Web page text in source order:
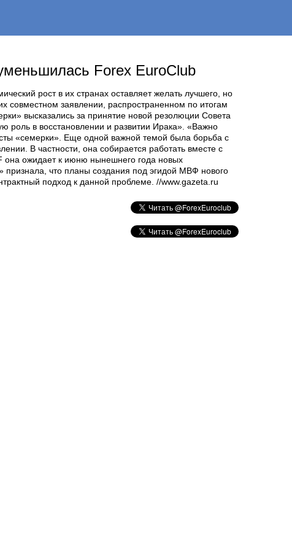
Forex EuroClub
рост в их странах оставляет желать лучшего, но
совместном заявлении, распространенном по итогам
высказались за принятие новой резолюции Совета
роль в восстановлении и развитии Ирака». «Важно
«семерки». Еще одной важной темой была борьба с
В частности, она собирается работать вместе с
ожидает к июню нынешнего года новых
признала, что планы создания под эгидой МВФ нового
подход к данной проблеме. //www.gazeta.ru